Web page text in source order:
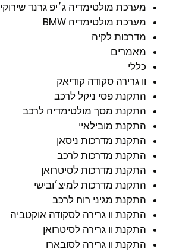
מערכת מולטימדיה ג׳יפ גרנד שירוקי
מערכת מולטימדיה BMW
מדרכות לקיה
מאמרים
כללי
וו גרירה סקודה קודיאק
התקנת פסי ניקל לרכב
התקנת מסך מולטימדיה לרכב
התקנת מובילאיי
התקנת מדרכות ניסאן
התקנת מדרכות לרכב
התקנת מדרכות לסיטרואן
התקנת מדרכות למיצ׳ובישי
התקנת מגיני רוח לרכב
התקנת וו גרירה לסקודה אוקטביה
התקנת וו גרירה לסיטרואן
התקנת וו גרירה לסובארו